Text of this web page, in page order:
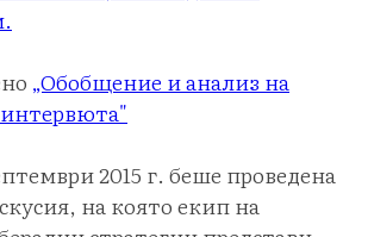
„Обобщение и анализ на
2015 г. беше проведена
на която екип на